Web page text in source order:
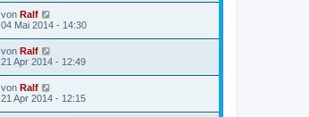
von Ralf
04 Mai 2014 - 14:30
von Ralf
21 Apr 2014 - 12:49
von Ralf
21 Apr 2014 - 12:15